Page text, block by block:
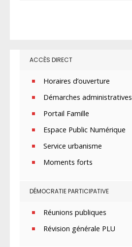
ACCÈS DIRECT
Horaires d’ouverture
Démarches administratives
Portail Famille
Espace Public Numérique
Service urbanisme
Moments forts
DÉMOCRATIE PARTICIPATIVE
Réunions publiques
Révision générale PLU